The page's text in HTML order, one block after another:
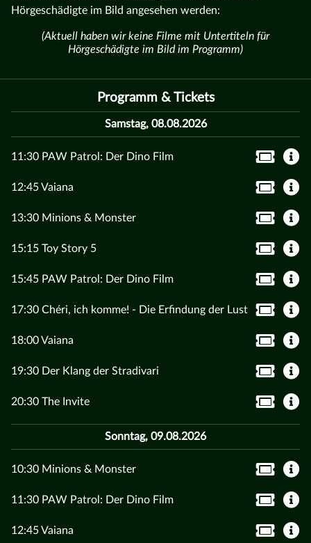
Hörgeschädigte im Bild angesehen werden:
(Aktuell haben wir keine Filme mit Untertiteln für
Hörgeschädigte im Bild im Programm)
Programm & Tickets
Samstag, 08.08.2026
11:30 PAW Patrol: Der Dino Film
12:45 Vaiana
13:30 Minions & Monster
15:15 Toy Story 5
15:45 PAW Patrol: Der Dino Film
17:30 Chéri, ich komme! - Die Erfindung der Lust
18:00 Vaiana
19:30 Der Klang der Stradivari
20:30 The Invite
Sonntag, 09.08.2026
10:30 Minions & Monster
11:30 PAW Patrol: Der Dino Film
12:45 Vaiana